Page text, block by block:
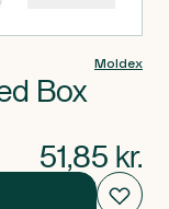
Moldex
Box
51,85 kr.